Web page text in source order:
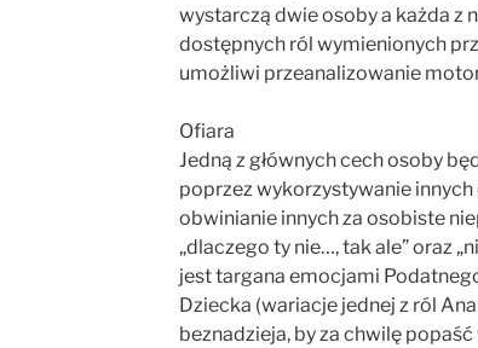
wystarczą dwie osoby a każda z
dostępnych ról wymienionych
umożliwi przeanalizowanie
Ofiara
Jedną z głównych cech osoby
poprzez wykorzystywanie
obwinianie innych za osobiste
„dlaczego ty nie…, tak ale” oraz
jest targana emocjami
Dziecka (wariacje jednej z ról
beznadzieja, by za chwilę